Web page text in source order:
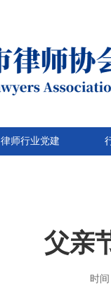
律师行业党建
父亲
时